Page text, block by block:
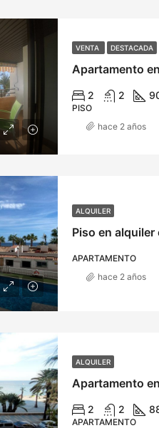
VENTA DESTACADA
Apartamento
2 2
PISO
hace 2 años
ALQUILER
Piso en alquiler
APARTAMENTO
hace 2 años
ALQUILER
Apartamento
2 2
APARTAMENTO